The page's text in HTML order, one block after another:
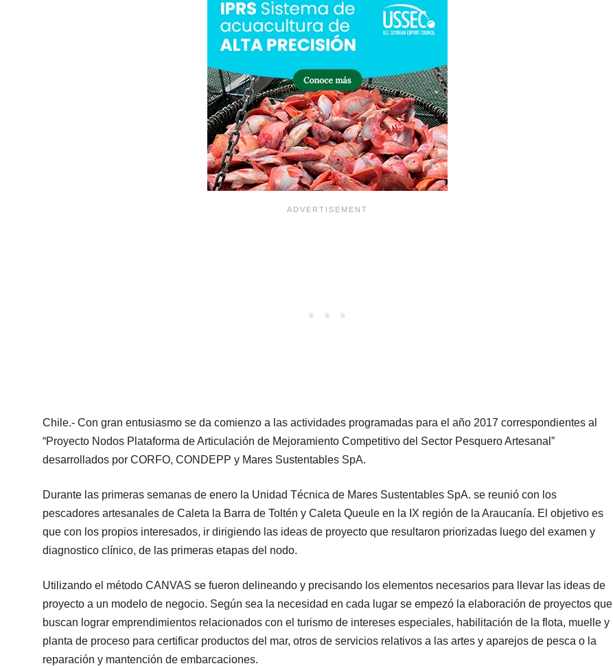
Chile.- Con gran entusiasmo se da comienzo a las actividades programadas para el año 2017 correspondientes al
“Proyecto Nodos Plataforma de Articulación de Mejoramiento Competitivo del Sector Pesquero Artesanal”
desarrollados por CORFO, CONDEPP y Mares Sustentables SpA.
Durante las primeras semanas de enero la Unidad Técnica de Mares Sustentables SpA. se reunió con los
pescadores artesanales de Caleta la Barra de Toltén y Caleta Queule en la IX región de la Araucanía. El objetivo es
que con los propios interesados, ir dirigiendo las ideas de proyecto que resultaron priorizadas luego del examen y
diagnostico clínico, de las primeras etapas del nodo.
Utilizando el método CANVAS se fueron delineando y precisando los elementos necesarios para llevar las ideas de
proyecto a un modelo de negocio. Según sea la necesidad en cada lugar se empezó la elaboración de proyectos que
buscan lograr emprendimientos relacionados con el turismo de intereses especiales, habilitación de la flota, muelle y
planta de proceso para certificar productos del mar, otros de servicios relativos a las artes y aparejos de pesca o la
reparación y mantención de embarcaciones.